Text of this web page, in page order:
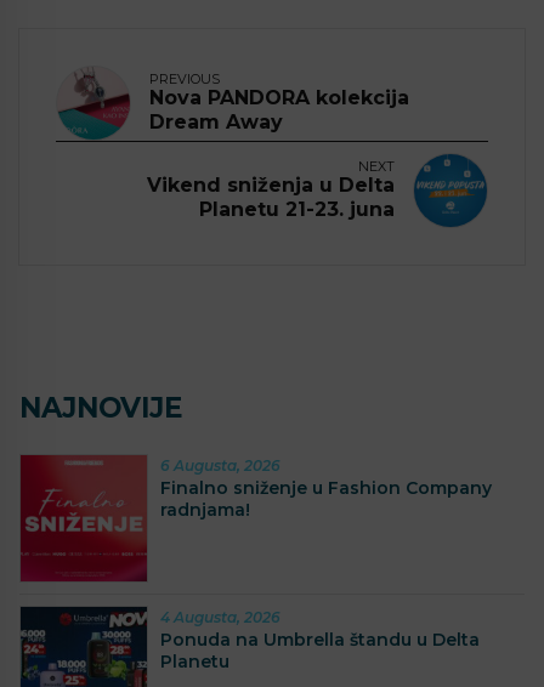
PREVIOUS
Nova PANDORA kolekcija
Dream Away
NEXT
Vikend sniženja u Delta
Planetu 21-23. juna
NAJNOVIJE
6 Augusta, 2026
Finalno sniženje u Fashion Company
radnjama!
4 Augusta, 2026
Ponuda na Umbrella štandu u Delta
Planetu